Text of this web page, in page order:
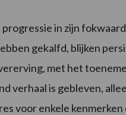
in zijn
gekalfd, blijken
met het
verhaal is gebleven,
voor enkele